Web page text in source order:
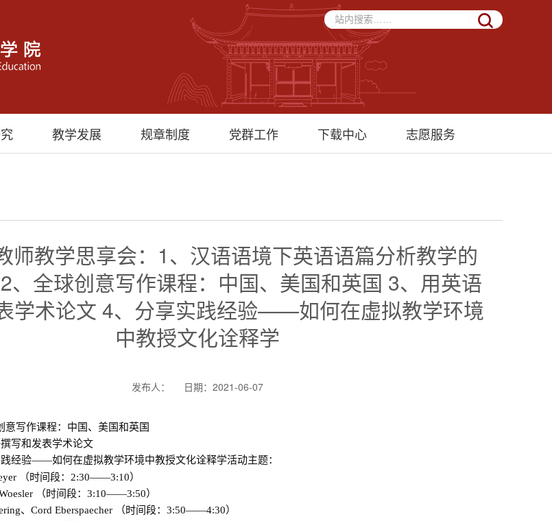
教学发展 规章制度 党群工作 下载中心 志愿服务
师教学思享会：1、汉语语境下英语语篇分析教学的
、全球创意写作课程：中国、美国和英国 3、用英语
学术论文 4、分享实践经验——如何在虚拟教学环境
中教授文化诠释学
发布人： 日期：2021-06-07
意写作课程：中国、美国和英国
写和发表学术论文
经验——如何在虚拟教学环境中教授文化诠释学活动主题：
（ 时间段： 2:30——3:10）
（ 时间段：3:10——3:50）
、Cord Eberspaecher （ 时间段：3:50——4:30）